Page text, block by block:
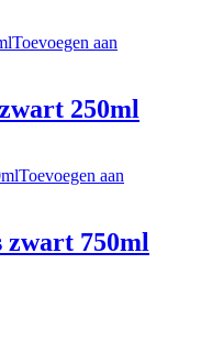
Toevoegen aan
250ml
Toevoegen aan
zwart 750ml